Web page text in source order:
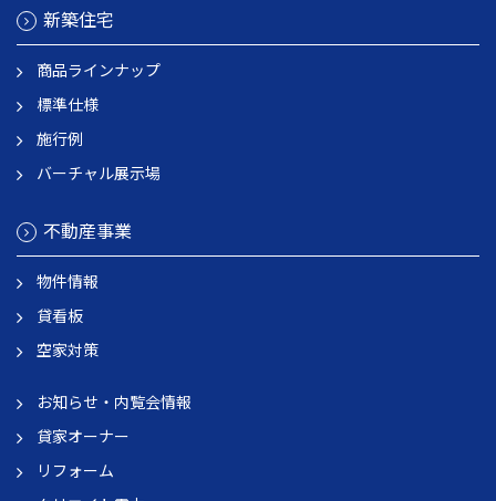
新築住宅
商品ラインナップ
標準仕様
施行例
バーチャル展示場
不動産事業
物件情報
貸看板
空家対策
お知らせ・内覧会情報
貸家オーナー
リフォーム